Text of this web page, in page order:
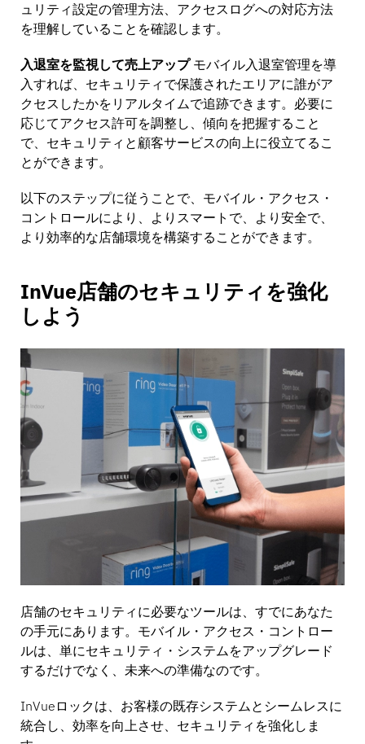
ュリティ設定の管理方法、アクセスログへの対応方法
を理解していることを確認します。
入退室を監視して売上アップ モバイル入退室管理を導
入すれば、セキュリティで保護されたエリアに誰がア
クセスしたかをリアルタイムで追跡できます。必要に
応じてアクセス許可を調整し、傾向を把握すること
で、セキュリティと顧客サービスの向上に役立てるこ
とができます。
以下のステップに従うことで、モバイル・アクセス・
コントロールにより、よりスマートで、より安全で、
より効率的な店舗環境を構築することができます。
InVue店舗のセキュリティを強化
しよう
店舗のセキュリティに必要なツールは、すでにあなた
の手元にあります。モバイル・アクセス・コントロー
ルは、単にセキュリティ・システムをアップグレード
するだけでなく、未来への準備なのです。
InVueロックは、お客様の既存システムとシームレスに
統合し、効率を向上させ、セキュリティを強化しま